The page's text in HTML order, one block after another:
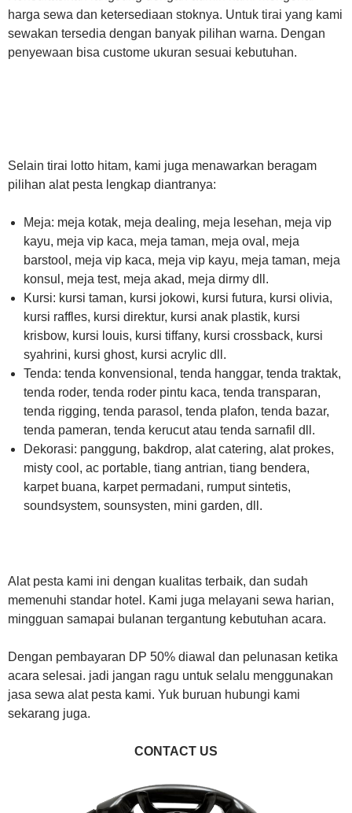
harga sewa dan ketersediaan stoknya. Untuk tirai yang kami
sewakan tersedia dengan banyak pilihan warna. Dengan
penyewaan bisa custome ukuran sesuai kebutuhan.
Selain tirai lotto hitam, kami juga menawarkan beragam
pilihan alat pesta lengkap diantranya:
Meja: meja kotak, meja dealing, meja lesehan, meja vip
kayu, meja vip kaca, meja taman, meja oval, meja
barstool, meja vip kaca, meja vip kayu, meja taman, meja
konsul, meja test, meja akad, meja dirmy dll.
Kursi: kursi taman, kursi jokowi, kursi futura, kursi olivia,
kursi raffles, kursi direktur, kursi anak plastik, kursi
krisbow, kursi louis, kursi tiffany, kursi crossback, kursi
syahrini, kursi ghost, kursi acrylic dll.
Tenda: tenda konvensional, tenda hanggar, tenda traktak,
tenda roder, tenda roder pintu kaca, tenda transparan,
tenda rigging, tenda parasol, tenda plafon, tenda bazar,
tenda pameran, tenda kerucut atau tenda sarnafil dll.
Dekorasi: panggung, bakdrop, alat catering, alat prokes,
misty cool, ac portable, tiang antrian, tiang bendera,
karpet buana, karpet permadani, rumput sintetis,
soundsystem, sounsysten, mini garden, dll.
Alat pesta kami ini dengan kualitas terbaik, dan sudah
memenuhi standar hotel. Kami juga melayani sewa harian,
mingguan samapai bulanan tergantung kebutuhan acara.
Dengan pembayaran DP 50% diawal dan pelunasan ketika
acara selesai. jadi jangan ragu untuk selalu menggunakan
jasa sewa alat pesta kami. Yuk buruan hubungi kami
sekarang juga.
CONTACT US